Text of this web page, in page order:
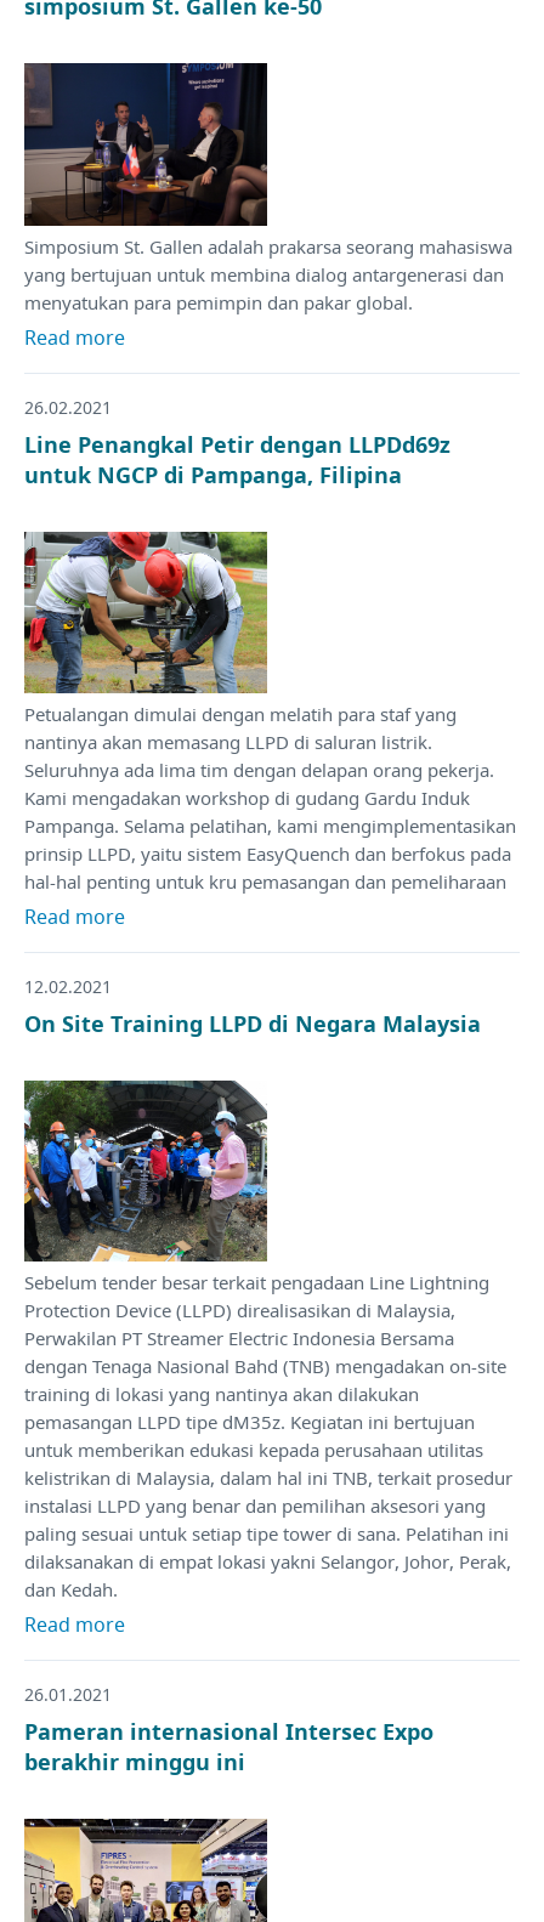
simposium St. Gallen ke-50
Simposium St. Gallen adalah prakarsa seorang mahasiswa
yang bertujuan untuk membina dialog antargenerasi dan
menyatukan para pemimpin dan pakar global.
Read more
26.02.2021
Line Penangkal Petir dengan LLPDd69z
untuk NGCP di Pampanga, Filipina
Petualangan dimulai dengan melatih para staf yang
nantinya akan memasang LLPD di saluran listrik.
Seluruhnya ada lima tim dengan delapan orang pekerja.
Kami mengadakan workshop di gudang Gardu Induk
Pampanga. Selama pelatihan, kami mengimplementasikan
prinsip LLPD, yaitu sistem EasyQuench dan berfokus pada
hal-hal penting untuk kru pemasangan dan pemeliharaan
Read more
12.02.2021
On Site Training LLPD di Negara Malaysia
Sebelum tender besar terkait pengadaan Line Lightning
Protection Device (LLPD) direalisasikan di Malaysia,
Perwakilan PT Streamer Electric Indonesia Bersama
dengan Tenaga Nasional Bahd (TNB) mengadakan on-site
training di lokasi yang nantinya akan dilakukan
pemasangan LLPD tipe dM35z. Kegiatan ini bertujuan
untuk memberikan edukasi kepada perusahaan utilitas
kelistrikan di Malaysia, dalam hal ini TNB, terkait prosedur
instalasi LLPD yang benar dan pemilihan aksesori yang
paling sesuai untuk setiap tipe tower di sana. Pelatihan ini
dilaksanakan di empat lokasi yakni Selangor, Johor, Perak,
dan Kedah.
Read more
26.01.2021
Pameran internasional Intersec Expo
berakhir minggu ini